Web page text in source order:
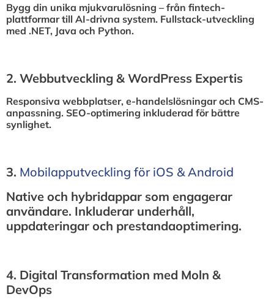
Bygg din unika mjukvarulösning – från fintech-
plattformar till AI-drivna system. Fullstack-utveckling
med .NET, Java och Python.
2.⁠ ⁠Webbutveckling & WordPress Expertis
Responsiva webbplatser, e-handelslösningar och CMS-
anpassning. SEO-optimering inkluderad för bättre
synlighet.
3.⁠ ⁠Mobilapputveckling för iOS & Android
Native och hybridappar som engagerar
användare. Inkluderar underhåll,
uppdateringar och prestandaoptimering.
4.⁠ ⁠Digital Transformation med Moln &
DevOps